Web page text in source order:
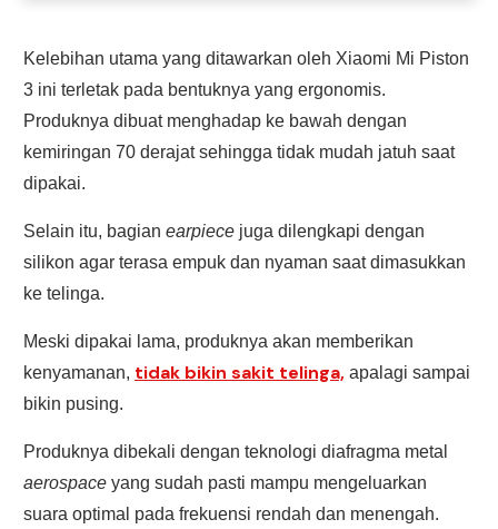
Kelebihan utama yang ditawarkan oleh Xiaomi Mi Piston
3 ini terletak pada bentuknya yang ergonomis.
Produknya dibuat menghadap ke bawah dengan
kemiringan 70 derajat sehingga tidak mudah jatuh saat
dipakai.
Selain itu, bagian earpiece juga dilengkapi dengan
silikon agar terasa empuk dan nyaman saat dimasukkan
ke telinga.
Meski dipakai lama, produknya akan memberikan
kenyamanan, tidak bikin sakit telinga, apalagi sampai
bikin pusing.
Produknya dibekali dengan teknologi diafragma metal
aerospace yang sudah pasti mampu mengeluarkan
suara optimal pada frekuensi rendah dan menengah.